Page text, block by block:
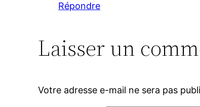
Répondre
Laisser un
Votre adresse e-mail ne sera pas